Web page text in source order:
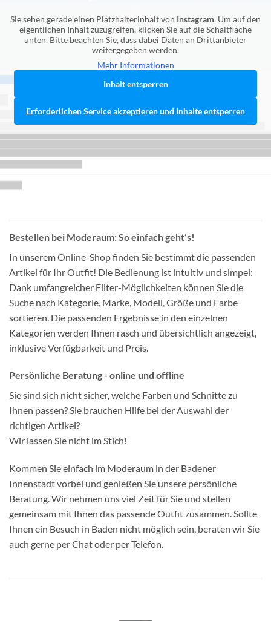
Sie sehen gerade einen Platzhalterinhalt von Instagram. Um auf den
eigentlichen Inhalt zuzugreifen, klicken Sie auf die Schaltfläche
unten. Bitte beachten Sie, dass dabei Daten an Drittanbieter
weitergegeben werden.
Mehr Informationen
Inhalt entsperren
Erforderlichen Service akzeptieren und Inhalte entsperren
Bestellen bei Moderaum: So einfach geht’s!
In unserem Online-Shop finden Sie bestimmt die passenden
Artikel für Ihr Outfit! Die Bedienung ist intuitiv und simpel:
Dank umfangreicher Filter-Möglichkeiten können Sie die
Suche nach Kategorie, Marke, Modell, Größe und Farbe
sortieren. Die passenden Ergebnisse in den einzelnen
Kategorien werden Ihnen rasch und übersichtlich angezeigt,
inklusive Verfügbarkeit und Preis.
Persönliche Beratung - online und offline
Sie sind sich nicht sicher, welche Farben und Schnitte zu
Ihnen passen? Sie brauchen Hilfe bei der Auswahl der
richtigen Artikel?
Wir lassen Sie nicht im Stich!
Kommen Sie einfach im Moderaum in der Badener
Innenstadt vorbei und genießen Sie unsere persönliche
Beratung. Wir nehmen uns viel Zeit für Sie und stellen
gemeinsam mit Ihnen das passende Outfit zusammen. Sollte
Ihnen ein Besuch in Baden nicht möglich sein, beraten wir Sie
auch gerne per Chat oder per Telefon.